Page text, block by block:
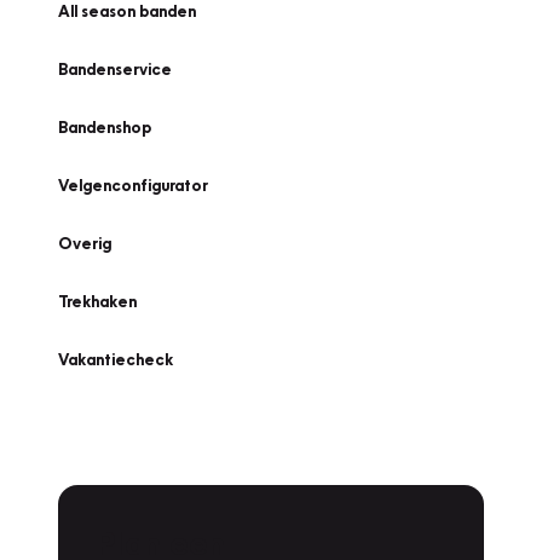
All season banden
Bandenservice
Bandenshop
Velgenconfigurator
Overig
Trekhaken
Vakantiecheck